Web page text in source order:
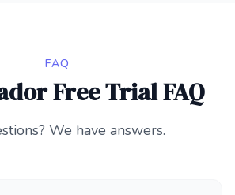
FAQ
Free Trial FAQ
We have answers.